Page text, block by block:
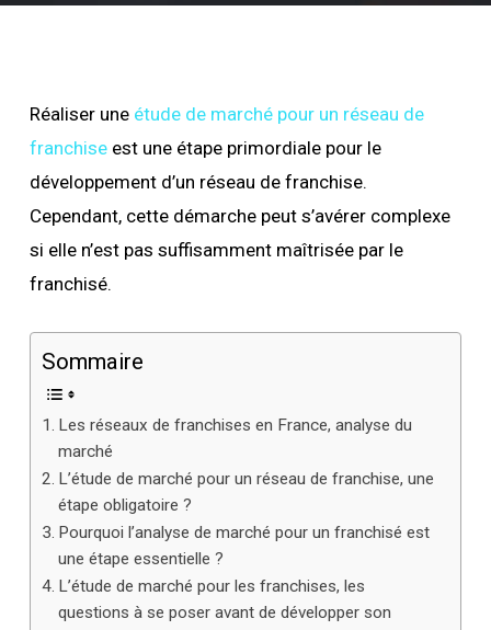
Réaliser une étude de marché pour un réseau de
franchiseest une étape primordiale pour le
développement d’un réseau de franchise.
Cependant, cette démarche peut s’avérer complexe
si elle n’est pas suffisamment maîtrisée par le
franchisé.
Sommaire
Les réseaux de franchises en France, analyse du
marché
L’étude de marché pour un réseau de franchise, une
étape obligatoire ?
Pourquoi l’analyse de marché pour un franchisé est
une étape essentielle ?
L’étude de marché pour les franchises, les
questions à se poser avant de développer son